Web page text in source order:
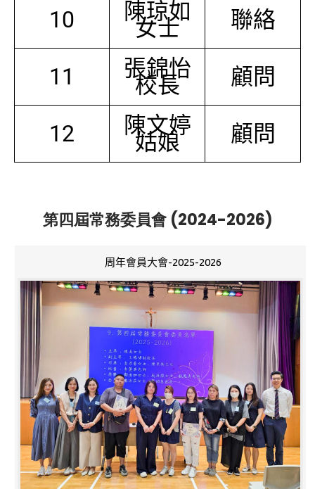
10 陳琼如
女士 聯絡
11 張錦怡
校長 顧問
12 陳文婷
姑娘 顧問
第四屆常務委員會 (2024-2026)
周年會員大會-2025-2026